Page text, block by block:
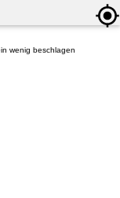
wenig beschlagen